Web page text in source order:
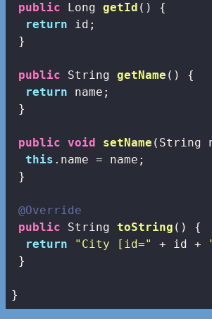
public Long getId ()
{
return id;
}
public String getName ()
{
return name;
}
public void setName (String
this .name = name;
}
@Override
public String toString ()
{
return
"City [id=" + id +
}
}